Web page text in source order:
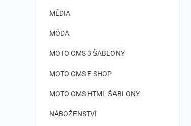
MÉDIA
MÓDA
MOTO CMS 3 ŠABLONY
MOTO CMS E-SHOP
MOTO CMS HTML ŠABLONY
NÁBOŽENSTVÍ